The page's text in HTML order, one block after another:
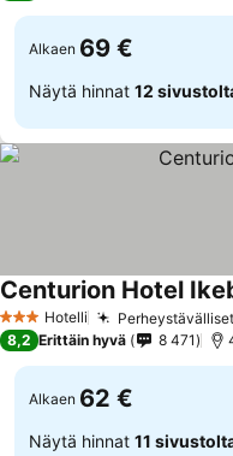
Alkaen 69 €
Näytä hinnat 12
3 Tähtiluokitus
Hotelli
Centurion Hotel
8,2 Erittäin hyvä 8 471
Alkaen 62 €
Näytä hinnat 11